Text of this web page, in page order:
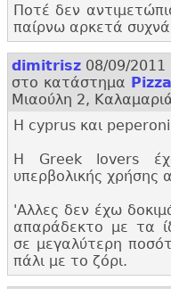
Ποτέ δεν
παίρνω αρκετά
dimitrisz 08/09/2011
στο κατάστημα
Μιαούλη 2,
Η cyprus και
Η Greek lovers
υπερβολικής χρήσης
'Αλλες δεν έχω
απαράδεκτο με τα
σε μεγαλύτερη
πάλι με το ζόρι.